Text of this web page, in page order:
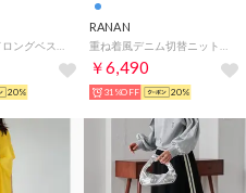
20%
RANAN
￥6,490
31%OFF 20%